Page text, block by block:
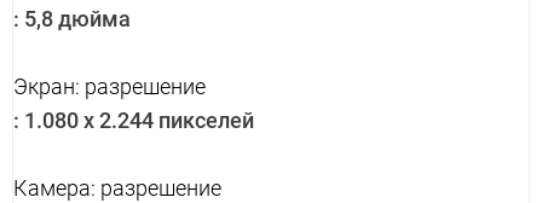
: 5,8 дюйма
Экран: разрешение
: 1.080 x 2.244 пикселей
Камера: разрешение